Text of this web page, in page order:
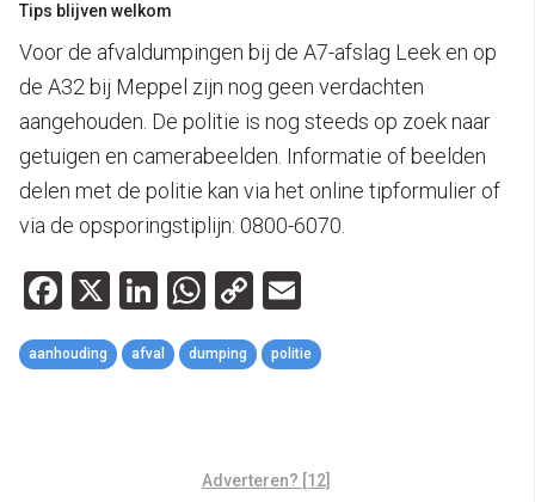
Tips blijven welkom
Voor de afvaldumpingen bij de A7-afslag Leek en op
de A32 bij Meppel zijn nog geen verdachten
aangehouden. De politie is nog steeds op zoek naar
getuigen en camerabeelden. Informatie of beelden
delen met de politie kan via het online tipformulier of
via de opsporingstiplijn: 0800-6070.
Facebook
X LinkedIn
WhatsApp
Copy
Link
aanhouding afval dumping politie
Adverteren? [12]